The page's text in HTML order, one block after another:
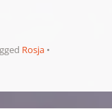
Rosja